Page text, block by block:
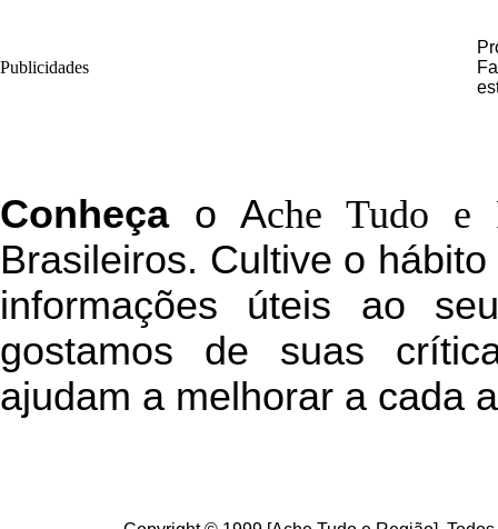
Publicidades
Conheçao Ache Tudo e
Brasileiros. Cultive o
informações úteis ao
gostamos de suas
ajudam a melhorar a cada